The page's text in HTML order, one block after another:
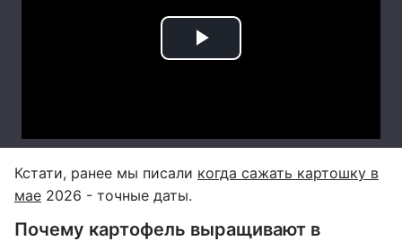
Кстати, ранее мы писали когда сажать картошку в
мае 2026 - точные даты.
Почему картофель выращивают в